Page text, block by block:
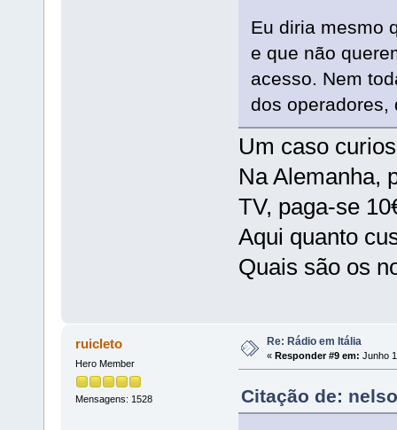
Eu diria mesmo
e que não
acesso. Nem
dos operadores,
Um caso
Na Alemanha,
TV, paga-se
Aqui quanto
Quais são os
ruicleto
Hero Member
Mensagens: 1528
Re: Rádio em Itália
« Responder #9 em: Junho
Citação de: